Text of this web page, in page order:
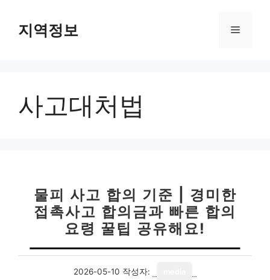
지역정보 메
사고대처법
물피 사고 합의 기준 | 경미한
접촉사고 합의금과 빠른 합의
요령 꿀팁 공유해요!
2026-05-10 작성자: